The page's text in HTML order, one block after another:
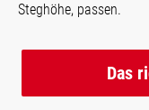
Steghöhe, passen.
Das